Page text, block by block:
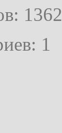
1362
1